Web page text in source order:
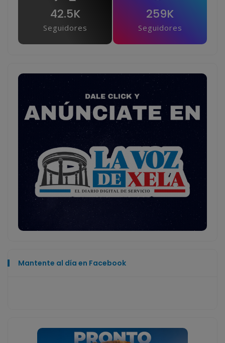
42.5K
Seguidores
259K
Seguidores
Mantente al día en Facebook